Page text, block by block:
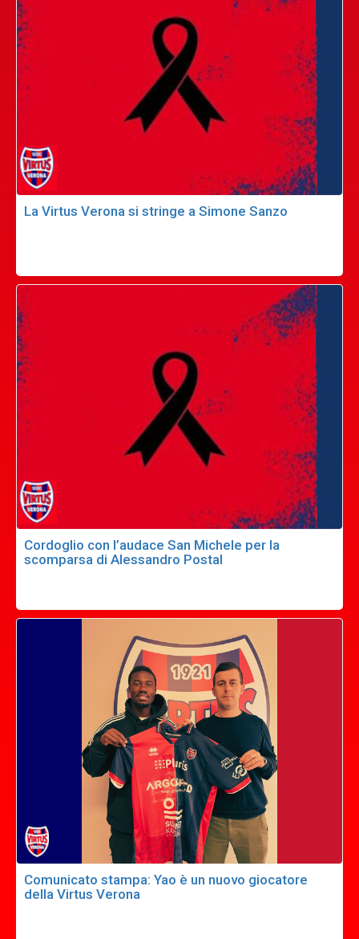
La Virtus Verona si stringe a Simone Sanzo
Cordoglio con l’audace San Michele per la
scomparsa di Alessandro Postal
Comunicato stampa: Yao è un nuovo giocatore
della Virtus Verona